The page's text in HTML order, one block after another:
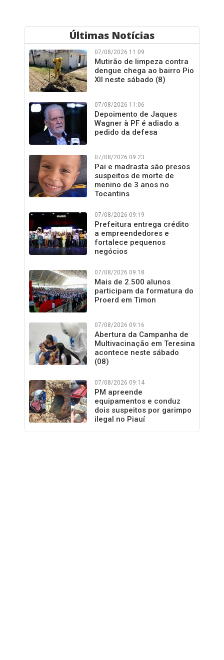
Últimas Notícias
07/08/2026 11:09
Mutirão de limpeza contra
dengue chega ao bairro Pio
XII neste sábado (8)
07/08/2026 11:06
Depoimento de Jaques
Wagner à PF é adiado a
pedido da defesa
07/08/2026 09:23
Pai e madrasta são presos
suspeitos de morte de
menino de 3 anos no
Tocantins
07/08/2026 09:19
Prefeitura entrega crédito
a empreendedores e
fortalece pequenos
negócios
07/08/2026 09:18
Mais de 2.500 alunos
participam da formatura do
Proerd em Timon
07/08/2026 09:16
Abertura da Campanha de
Multivacinação em Teresina
acontece neste sábado
(08)
07/08/2026 09:14
PM apreende
equipamentos e conduz
dois suspeitos por garimpo
ilegal no Piauí